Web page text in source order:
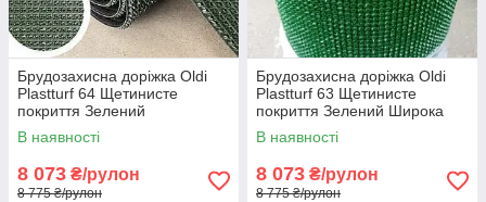
Брудозахисна доріжка Oldi
Plastturf 64 Щетинисте
покриття Зелений
Комерційна брудозахисна
доріжка
В наявності
8 073 ₴/рулон
8 775 ₴/рулон
Брудозахисна доріжка Oldi
Plastturf 63 Щетинисте
покриття Зелений Широка
брудозахисна доріжка
В наявності
8 073 ₴/рулон
8 775 ₴/рулон